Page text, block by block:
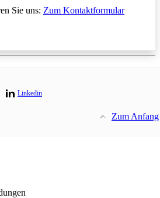
Sie uns: Zum KontaktformularÖffnet in
Linkedin
Zum Anfang